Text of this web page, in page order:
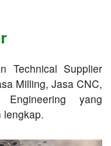
Technical Supplier
Milling, Jasa CNC,
yang
lengkap.